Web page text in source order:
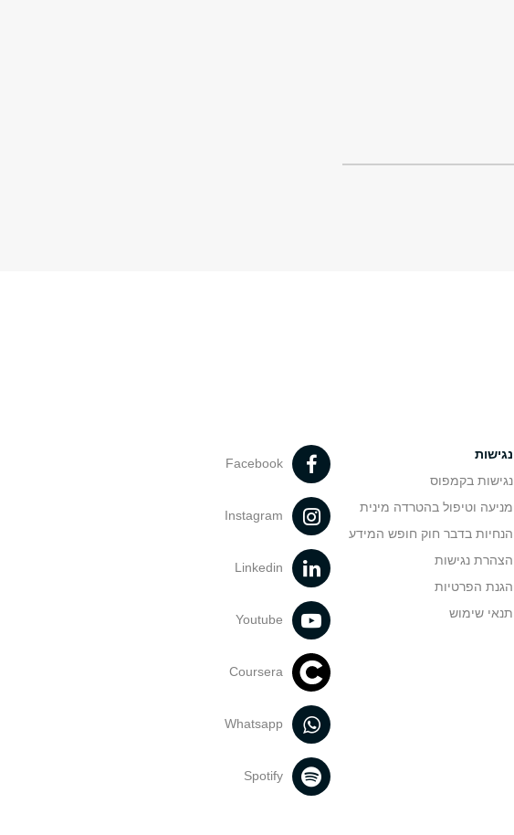
נגישות
נגישות בקמפוס
מניעה וטיפול בהטרדה מינית
הנחיות בדבר חוק חופש המידע
הצהרת נגישות
הגנת הפרטיות
תנאי שימוש
Facebook
Instagram
Linkedin
Youtube
Coursera
Whatsapp
Spotify